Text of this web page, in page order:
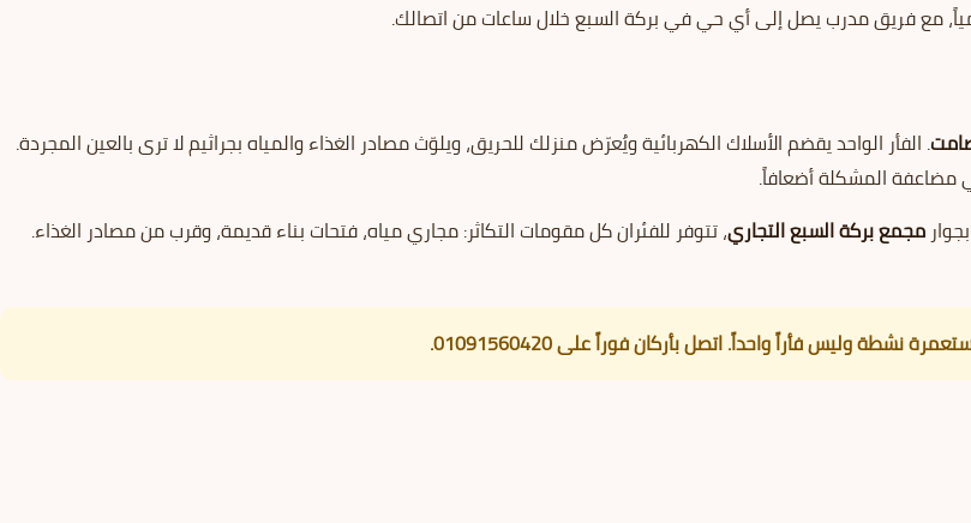
. الفأر الواحد يقضم الأسلاك الكهربائية ويُعرّض منزلك للحريق، ويلوّث مصادر الغذاء والمياه بجراثيم لا ترى بالعين المجردة.
مضاعفة المشكلة أضعافاً.
بجوار مجمع بركة السبع التجاري، تتوفر للفئران كل مقومات التكاثر: مجاري مياه، فتحات بناء قديمة، وقرب من مصادر الغذاء.
وليس فأراً واحداً. اتصل بأركان فوراً على 01091560420.